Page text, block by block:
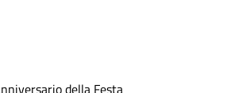
della Festa